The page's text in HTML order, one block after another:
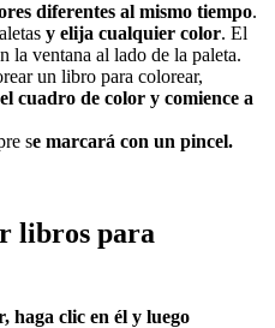
diferentes al mismo tiempo.
y elija cualquier color. El
la ventana al lado de la paleta.
un libro para colorear,
cuadro de color y comience a
se marcará con un pincel.
libros para
haga clic en él y luego